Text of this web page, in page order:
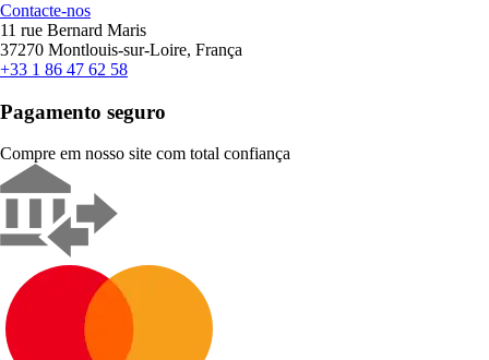
Contacte-nos
11 rue Bernard Maris
37270 Montlouis-sur-Loire, França
+33 1 86 47 62 58
Pagamento seguro
Compre em nosso site com total confiança